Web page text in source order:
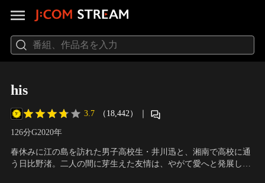
his
3.7 （18,442） ｜
126分G2020年
春休みに江の島を訪れた男子高校生・井川迅と、湘南で高校に通
う日比野渚。二人の間に芽生えた友情は、やがて愛へと発展し、